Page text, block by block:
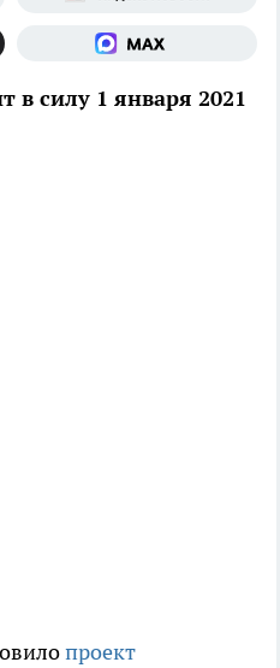
в силу 1 января 2021
проект